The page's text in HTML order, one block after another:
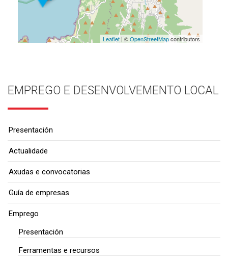
Leaflet| ©OpenStreetMapcontributors
EMPREGO E DESENVOLVEMENTO LOCAL
Presentación
Actualidade
Axudas e convocatorias
Guía de empresas
Emprego
Presentación
Ferramentas e recursos